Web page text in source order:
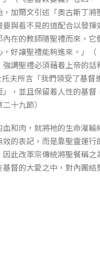
加爾文引述「奧古斯丁
與看不見的道配合以發
在的教師隨聖禮而來，它
好讓聖禮能夠進來。」
調聖禮必須藉着上帝的話
夫所言「我們領受了基
，並且保留着人性的基督
十九節）
和肉，就將祂的生命灌
的表記，而是靠聖靈運
此改革宗傳統將聖餐稱
督的大愛之中，對內團結